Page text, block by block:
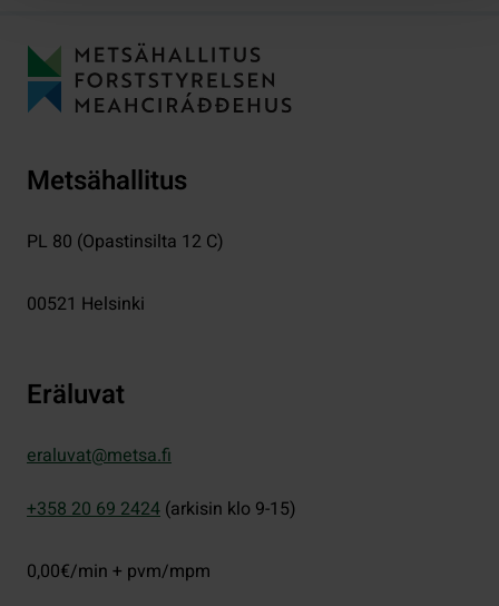
Metsähallitus
PL 80 (Opastinsilta 12 C)
00521 Helsinki
Eräluvat
eraluvat@metsa.fi
+358 20 69 2424 (arkisin klo 9-15)
0,00€/min + pvm/mpm